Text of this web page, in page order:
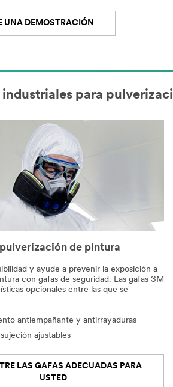
UNA DEMOSTRACIÓN
industriales para
de pintura
y ayude a prevenir la exposición a
con gafas de seguridad. Las gafas 3M
opcionales entre las que se
antiempañante y antirrayaduras
ajustables
LAS GAFAS ADECUADAS PARA
USTED